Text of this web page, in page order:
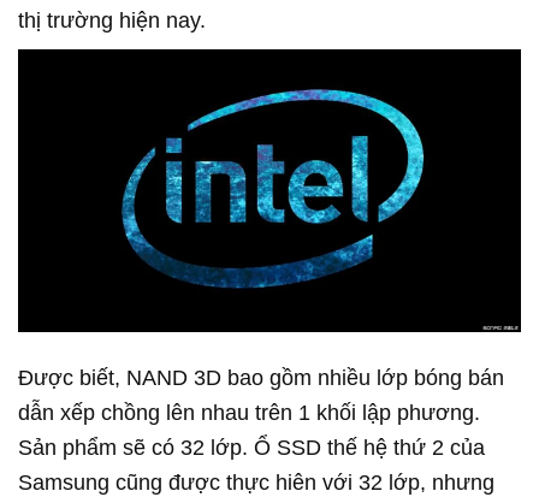
thị trường hiện nay.
Được biết, NAND 3D bao gồm nhiều lớp bóng bán
dẫn xếp chồng lên nhau trên 1 khối lập phương.
Sản phẩm sẽ có 32 lớp. Ổ SSD thế hệ thứ 2 của
Samsung cũng được thực hiên với 32 lớp, nhưng